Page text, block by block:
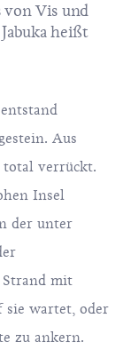
von Vis und
heißt
Aus
total verrückt.
Insel
der unter
mit
sie wartet, oder
zu ankern.